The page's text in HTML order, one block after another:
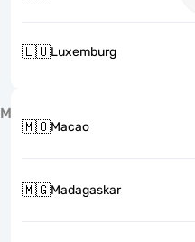
🇱🇺Luxemburg
M
🇲🇴Macao
🇲🇬Madagaskar